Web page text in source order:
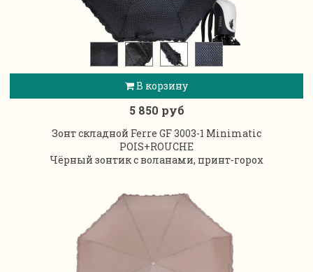
В корзину
5 850 руб
Зонт складной Ferre GF 3003-1 Minimatic
POIS+ROUCHE
Чёрный зонтик с воланами, принт-горох